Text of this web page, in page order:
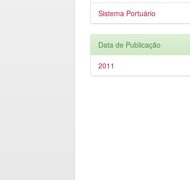
Sistema Portuário
Data de Publicação
2011